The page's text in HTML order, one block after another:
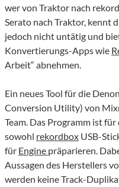
wer von Traktor nach
Serato nach Traktor, kennt
jedoch nicht untätig und
Konvertierungs-Apps wie
Arbeit“ abnehmen.
Ein neues Tool für die
Conversion Utility) von
Team. Das Programm ist
sowohl rekordbox USB-
für Engine präparieren.
Aussagen des Herstellers
werden keine Track-